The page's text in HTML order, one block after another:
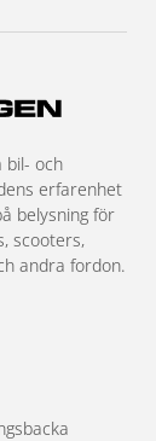
bil- och
erfarenhet
belysning för
scooters,
andra fordon.